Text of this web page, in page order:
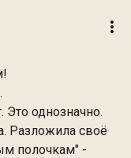
Это однозначно.
Разложила своё
полочкам" -